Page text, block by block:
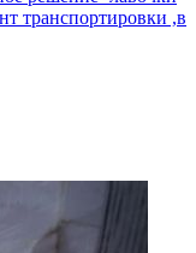
транспортировки ,в